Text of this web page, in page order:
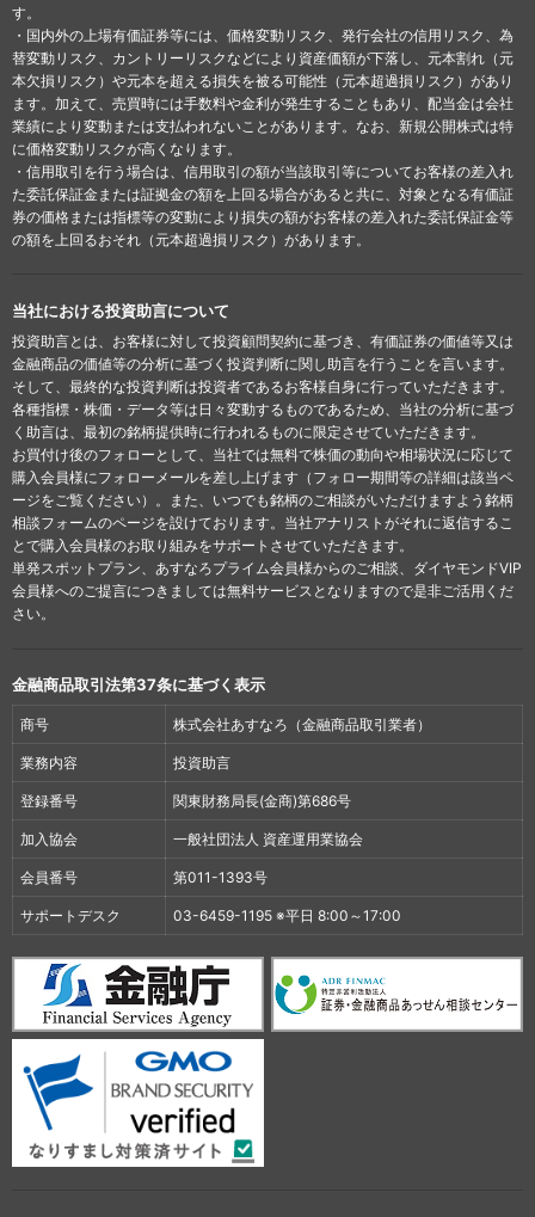
す。
・国内外の上場有価証券等には、価格変動リスク、発行会社の信用リスク、為
替変動リスク、カントリーリスクなどにより資産価額が下落し、元本割れ（元
本欠損リスク）や元本を超える損失を被る可能性（元本超過損リスク）があり
ます。加えて、売買時には手数料や金利が発生することもあり、配当金は会社
業績により変動または支払われないことがあります。なお、新規公開株式は特
に価格変動リスクが高くなります。
・信用取引を行う場合は、信用取引の額が当該取引等についてお客様の差入れ
た委託保証金または証拠金の額を上回る場合があると共に、対象となる有価証
券の価格または指標等の変動により損失の額がお客様の差入れた委託保証金等
の額を上回るおそれ（元本超過損リスク）があります。
当社における投資助言について
投資助言とは、お客様に対して投資顧問契約に基づき、有価証券の価値等又は
金融商品の価値等の分析に基づく投資判断に関し助言を行うことを言います。
そして、最終的な投資判断は投資者であるお客様自身に行っていただきます。
各種指標・株価・データ等は日々変動するものであるため、当社の分析に基づ
く助言は、最初の銘柄提供時に行われるものに限定させていただきます。
お買付け後のフォローとして、当社では無料で株価の動向や相場状況に応じて
購入会員様にフォローメールを差し上げます（フォロー期間等の詳細は該当ペ
ージをご覧ください）。また、いつでも銘柄のご相談がいただけますよう銘柄
相談フォームのページを設けております。当社アナリストがそれに返信するこ
とで購入会員様のお取り組みをサポートさせていただきます。
単発スポットプラン、あすなろプライム会員様からのご相談、ダイヤモンドVIP
会員様へのご提言につきましては無料サービスとなりますので是非ご活用くだ
さい。
金融商品取引法第37条に基づく表示
商号 株式会社あすなろ（金融商品取引業者）
業務内容 投資助言
登録番号 関東財務局長(金商)第686号
加入協会 一般社団法人 資産運用業協会
会員番号 第011-1393号
サポートデスク 03-6459-1195 ※平日 8:00～17:00